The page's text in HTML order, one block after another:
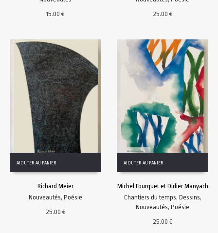
15.00€
25.00€
AJOUTER AU PANIER
Richard Meier
Nouveautés, Poésie
25.00€
AJOUTER AU PANIER
Michel Fourquet et Didier Manyach
Chantiers du temps, Dessins,
Nouveautés,Poésie
25.00€